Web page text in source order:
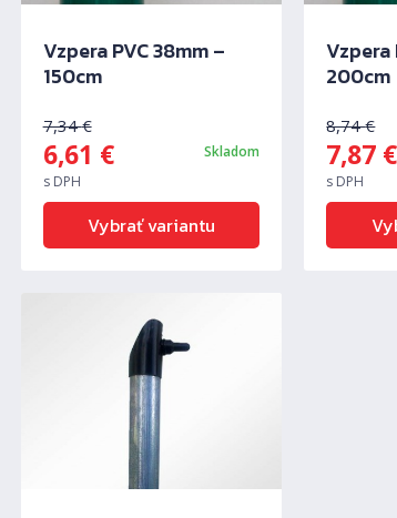
Vzpera PVC 38mm –
150cm
7,34€
6,61 €
s DPH
Skladom
Vybrať variantu
Vzpera
200cm
8,74€
7,87 €
s DPH